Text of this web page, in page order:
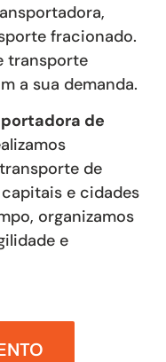
fracionado.
transporte
a sua demanda.
de
de
e cidades
organizamos
e